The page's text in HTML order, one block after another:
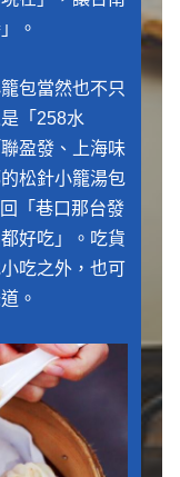
。
包當然也不只
「258水
盈發、上海味
松針小籠湯包
「巷口那台發
好吃」。吃貨
吃之外，也可
。